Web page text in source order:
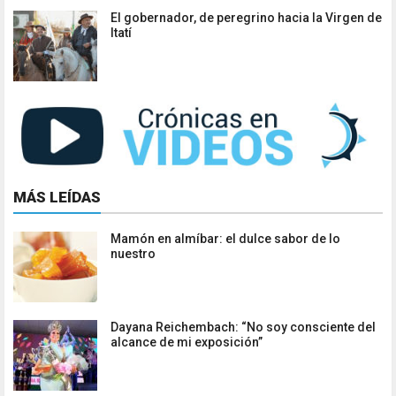
El gobernador, de peregrino hacia la Virgen de
Itatí
MÁS LEÍDAS
Mamón en almíbar: el dulce sabor de lo
nuestro
Dayana Reichembach: “No soy consciente del
alcance de mi exposición”